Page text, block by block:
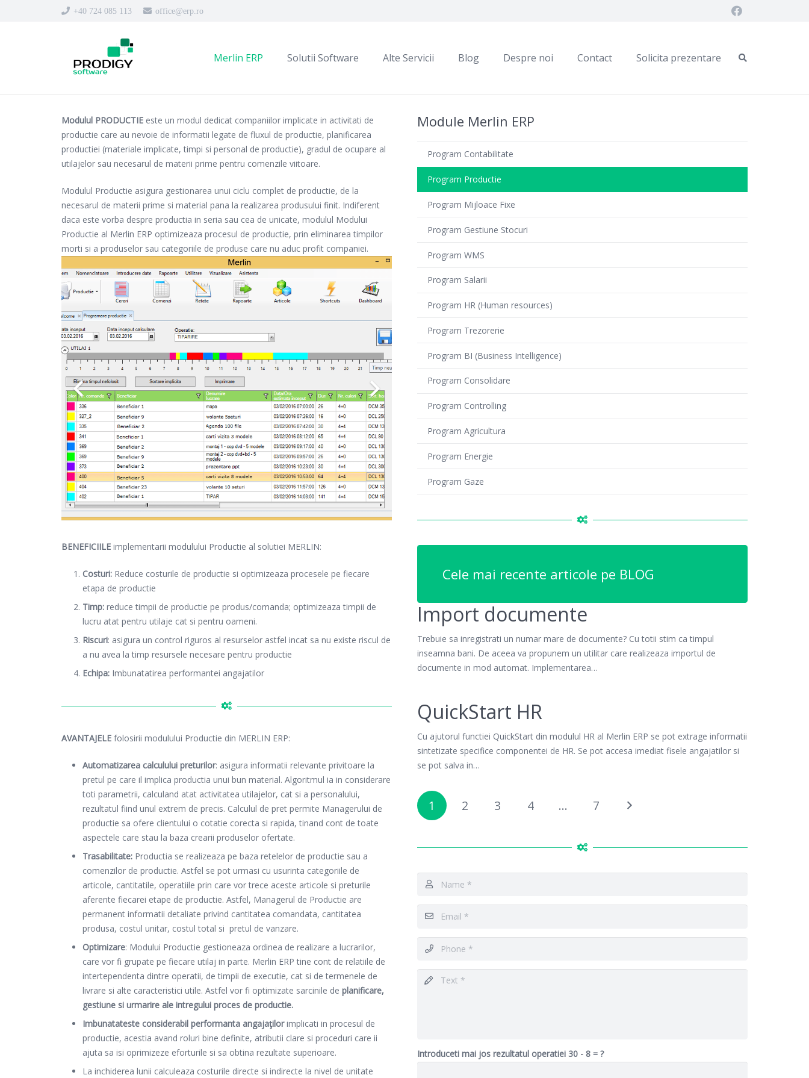
+40 724 085 113 office@erp.ro
Merlin ERP Solutii Software Alte Servicii Blog Despre noi Contact Solicita prezentare
Modulul PRODUCTIE este un modul dedicat companiilor implicate in activitati de
productie care au nevoie de informatii legate de fluxul de productie, planificarea
productiei (materiale implicate, timpi si personal de productie), gradul de ocupare al
utilajelor sau necesarul de materii prime pentru comenzile viitoare.
Modulul Productie asigura gestionarea unui ciclu complet de productie, de la
necesarul de materii prime si material pana la realizarea produsului finit. Indiferent
daca este vorba despre productia in seria sau cea de unicate, modulul Modului
Productie al Merlin ERP optimizeaza procesul de productie, prin eliminarea timpilor
morti si a produselor sau categoriile de produse care nu aduc profit companiei.
BENEFICIILE implementarii modulului Productie al solutiei MERLIN:
Costuri: Reduce costurile de productie si optimizeaza procesele pe fiecare
etapa de productie
Timp: reduce timpii de productie pe produs/comanda; optimizeaza timpii de
lucru atat pentru utilaje cat si pentru oameni.
Riscuri: asigura un control riguros al resurselor astfel incat sa nu existe riscul de
a nu avea la timp resursele necesare pentru productie
Echipa: Imbunatatirea performantei angajatilor
AVANTAJELE folosirii modulului Productie din MERLIN ERP:
Automatizarea calculului preturilor: asigura informatii relevante privitoare la
pretul pe care il implica productia unui bun material. Algoritmul ia in considerare
toti parametrii, calculand atat activitatea utilajelor, cat si a personalului,
rezultatul fiind unul extrem de precis. Calculul de pret permite Managerului de
productie sa ofere clientului o cotatie corecta si rapida, tinand cont de toate
aspectele care stau la baza crearii produselor ofertate.
Trasabilitate: Productia se realizeaza pe baza retelelor de productie sau a
comenzilor de productie. Astfel se pot urmasi cu usurinta categoriile de
articole, cantitatile, operatiile prin care vor trece aceste articole si preturile
aferente fiecarei etape de productie. Astfel, Managerul de Productie are
permanent informatii detaliate privind cantitatea comandata, cantitatea
produsa, costul unitar, costul total si pretul de vanzare.
Optimizare: Modului Productie gestioneaza ordinea de realizare a lucrarilor,
care vor fi grupate pe fiecare utilaj in parte. Merlin ERP tine cont de relatiile de
intertependenta dintre operatii, de timpii de executie, cat si de termenele de
livrare si alte caracteristici utile. Astfel vor fi optimizate sarcinile de planificare,
gestiune si urmarire ale intregului proces de productie.
Imbunatateste considerabil performanta angajaţilorimplicati in procesul de
productie, acestia avand roluri bine definite, atributii clare si proceduri care ii
ajuta sa isi oprimizeze eforturile si sa obtina rezultate superioare.
La inchiderea lunii calculeaza costurile directe si indirecte la nivel de unitate
Module Merlin ERP
Program Contabilitate
Program Productie
Program Mijloace Fixe
Program Gestiune Stocuri
Program WMS
Program Salarii
Program HR (Human resources)
Program Trezorerie
Program BI (Business Intelligence)
Program Consolidare
Program Controlling
Program Agricultura
Program Energie
Program Gaze
Cele mai recente articole pe BLOG
Import documente
Trebuie sa inregistrati un numar mare de documente? Cu totii stim ca timpul
inseamna bani. De aceea va propunem un utilitar care realizeaza importul de
documente in mod automat. Implementarea…
QuickStart HR
Cu ajutorul functiei QuickStart din modulul HR al Merlin ERP se pot extrage informatii
sintetizate specifice componentei de HR. Se pot accesa imediat fisele angajatilor si
se pot salva in…
1 2 3 4 … 7
Introduceti mai jos rezultatul operatiei 30 - 8 = ?